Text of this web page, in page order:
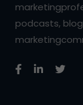
podcasts,